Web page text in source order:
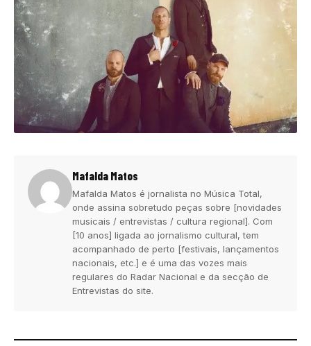
Mafalda Matos
Mafalda Matos é jornalista no Música Total,
onde assina sobretudo peças sobre [novidades
musicais / entrevistas / cultura regional]. Com
[10 anos] ligada ao jornalismo cultural, tem
acompanhado de perto [festivais, lançamentos
nacionais, etc.] e é uma das vozes mais
regulares do Radar Nacional e da secção de
Entrevistas do site.